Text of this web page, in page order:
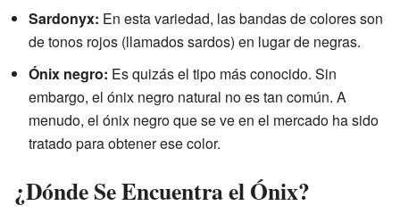
Sardonyx: En esta variedad, las bandas de colores son
de tonos rojos (llamados sardos) en lugar de negras.
Ónix negro: Es quizás el tipo más conocido. Sin
embargo, el ónix negro natural no es tan común. A
menudo, el ónix negro que se ve en el mercado ha sido
tratado para obtener ese color.
¿Dónde Se Encuentra el Ónix?